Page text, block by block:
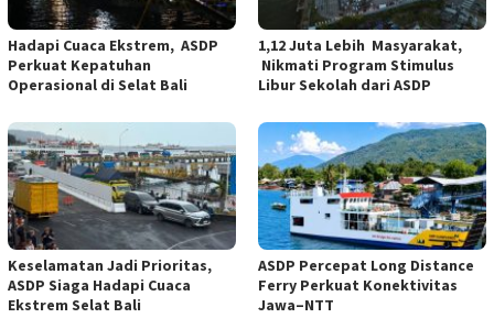
Hadapi Cuaca Ekstrem, ASDP
Perkuat Kepatuhan
Operasional di Selat Bali
1,12 Juta Lebih Masyarakat,
Nikmati Program Stimulus
Libur Sekolah dari ASDP
Keselamatan Jadi Prioritas,
ASDP Siaga Hadapi Cuaca
Ekstrem Selat Bali
ASDP Percepat Long Distance
Ferry Perkuat Konektivitas
Jawa–NTT